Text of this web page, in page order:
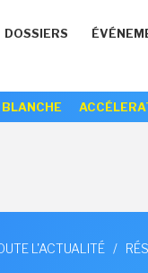
DOSSIERS
L'ACTUALITÉ /